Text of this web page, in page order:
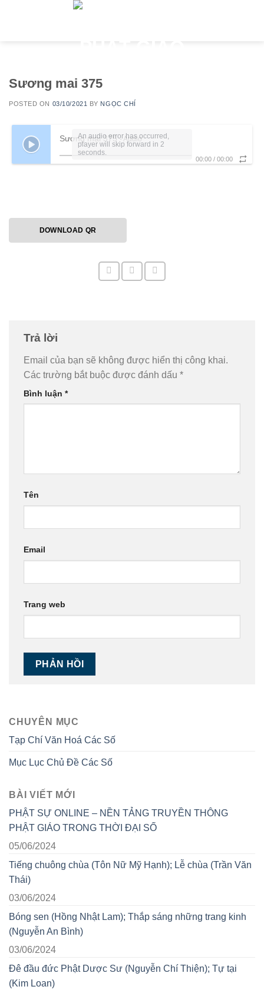
Sương mai 375
POSTED ON 03/10/2021 BY NGỌC CHÍ
Sương mai 375 - Audio
00:00 / 00:00
An audio error has occurred,
player will skip forward in 2
seconds.
DOWNLOAD QR
Trả lời
Email của bạn sẽ không được hiển thị công khai.
Các trường bắt buộc được đánh dấu *
Bình luận *
Tên
Email
Trang web
CHUYÊN MỤC
Tạp Chí Văn Hoá Các Số
Mục Lục Chủ Đề Các Số
BÀI VIẾT MỚI
PHẬT SỰ ONLINE – NỀN TẢNG TRUYỀN THÔNG
PHẬT GIÁO TRONG THỜI ĐẠI SỐ
05/06/2024
Tiếng chuông chùa (Tôn Nữ Mỹ Hạnh); Lễ chùa (Trần Văn
Thái)
03/06/2024
Bóng sen (Hồng Nhật Lam); Thắp sáng những trang kinh
(Nguyễn An Bình)
03/06/2024
Đê đầu đức Phật Dược Sư (Nguyễn Chí Thiện); Tự tại
(Kim Loan)